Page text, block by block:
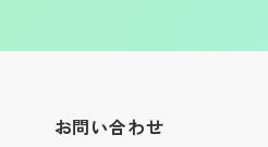
お問い合わせ